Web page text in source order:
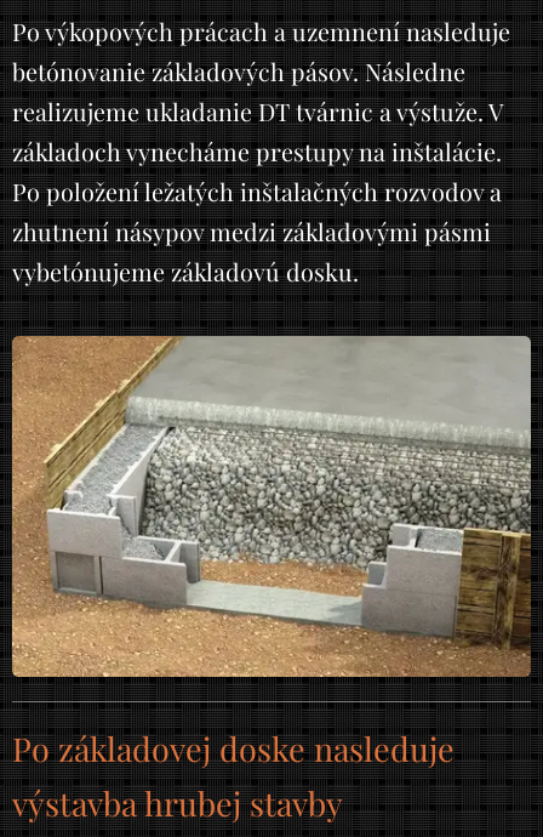
Po výkopových prácach a uzemnení nasleduje
betónovanie základových pásov. Následne
realizujeme ukladanie DT tvárnic a výstuže. V
základoch vynecháme prestupy na inštalácie.
Po položení ležatých inštalačných rozvodov a
zhutnení násypov medzi základovými pásmi
vybetónujeme základovú dosku.
Po základovej doske nasleduje
výstavba hrubej stavby